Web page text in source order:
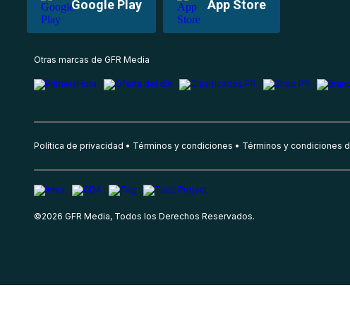
Google Play App Store
Otras marcas de GFR Media
Política de privacidad Términos y condiciones Términos y condiciones
©2026 GFR Media, Todos los Derechos Reservados.